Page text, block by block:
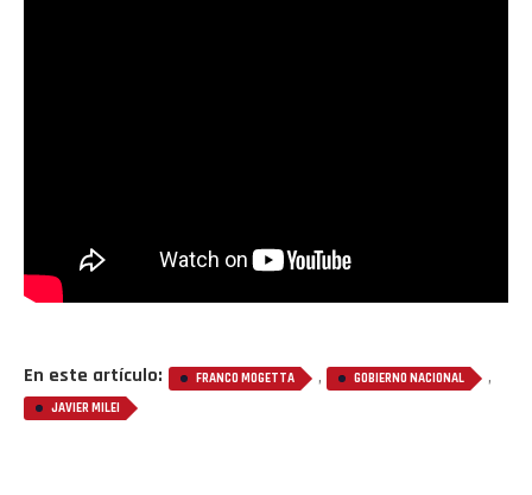
En este artículo: FRANCO MOGETTA , GOBIERNO NACIONAL ,
JAVIER MILEI